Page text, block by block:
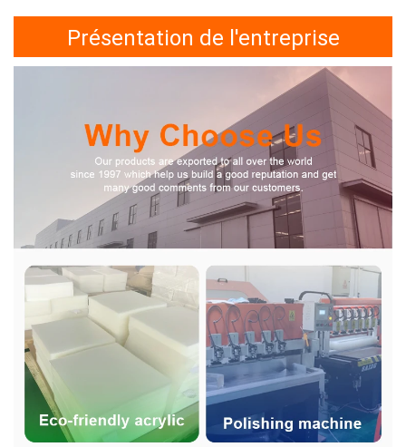
Présentation de l'entreprise